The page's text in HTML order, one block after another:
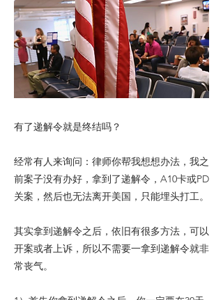
有了递解令就是终结吗？
经常有人来询问：律师你帮我想想办法，我之
前案子没有办好，拿到了递解令，A10卡或PD
关案，然后也无法离开美国，只能埋头打工。
其实拿到递解令之后，依旧有很多方法，可以
开案或者上诉，所以不需要一拿到递解令就非
常丧气。